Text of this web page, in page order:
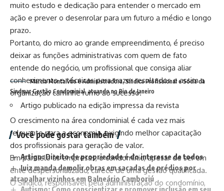
muito estudo e dedicação para entender o mercado em
ação e prever o desenrolar para um futuro a médio e longo
prazo.
Portanto, do micro ao grande empreendimento, é preciso
deixar as funções administrativas com quem de fato
entende do negócio, um profissional que consiga aliar
conhecimento e técnicas para trazer resultados e assim a
organização caminhe rumo ao sucesso.
Artigo publicado na edição impressa da revista
Você pode gostar também
Artigo: Direito de propriedade é do interesse de todos
Juiz manda demolir obras em sacadas de prédios por
atrapalhar vizinhos em Balneário Camboriú
Autismo: Como conscientizar e promover inclusão em seu
Marcia Montalvão é Administradora, Síndica Profissional e Sócia da
Sindmar Gestão Condominial, atuando no Rio de Janeiro
O crescimento na área condominial é cada vez mais
relevante para a economia, exigindo melhor capacitação
dos profissionais para geração de valor.
Em paralelo às empresas, o condomínio, apesar de ser um
ente despersonalizado, carece de uma gestão qualificada.
O Síndico, responsável pela administração do condomínio,